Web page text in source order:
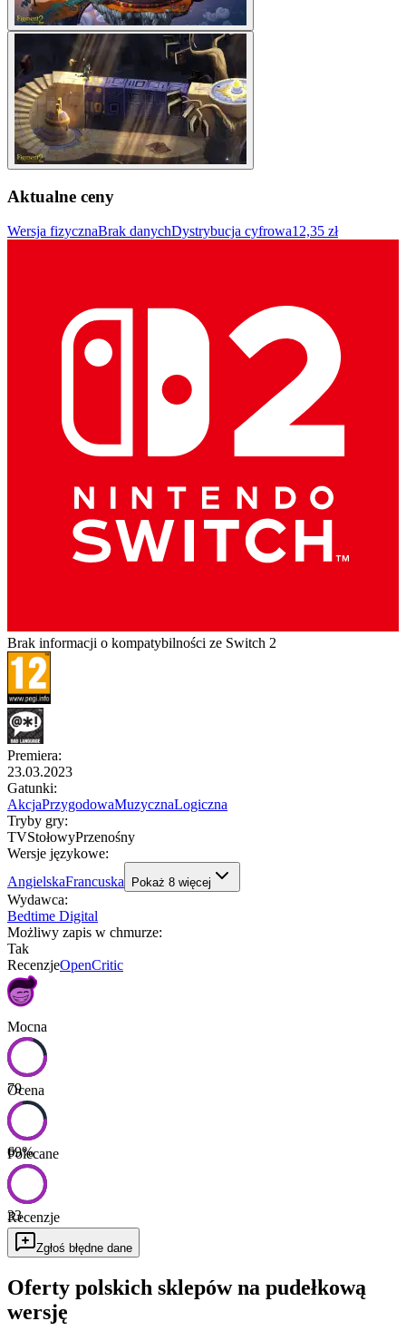
Aktualne ceny
Wersja fizycznaBrak danychDystrybucja cyfrowa12,35 zł
Brak informacji o kompatybilności ze Switch 2
Premiera:
23.03.2023
Gatunki:
AkcjaPrzygodowaMuzycznaLogiczna
Tryby gry:
TVStołowyPrzenośny
Wersje językowe:
AngielskaFrancuska Pokaż 8 więcej
Wydawca:
Bedtime Digital
Możliwy zapis w chmurze:
Tak
RecenzjeOpenCritic
Mocna
79
Ocena
69%
Polecane
33
Recenzje
Zgłoś błędne dane
Oferty polskich sklepów na pudełkową
wersję